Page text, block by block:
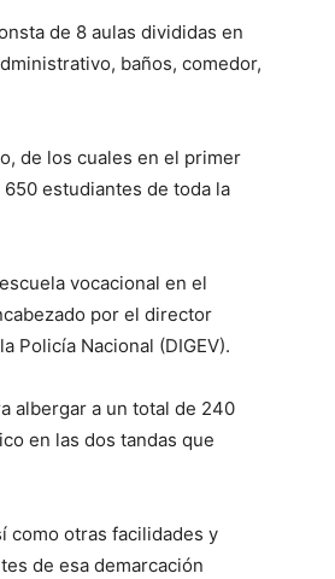
de 8 aulas divididas en
baños, comedor,
de los cuales en el primer
estudiantes de toda la
vocacional en el
por el director
Policía Nacional (DIGEV).
albergar a un total de 240
en las dos tandas que
como otras facilidades y
de esa demarcación